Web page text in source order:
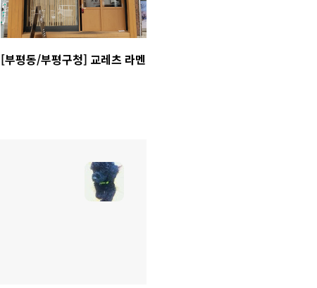
[부평동/부평구청] 교레츠 라멘